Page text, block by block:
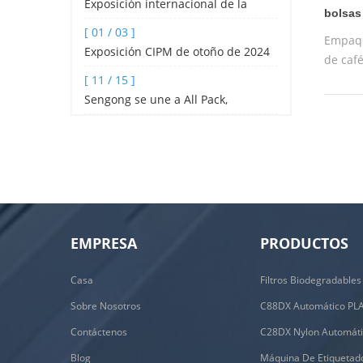
Exposición internacional de la
Shenzhen 2024
[ 01 / 03 ]
Exposición CIPM de otoño de 2024
[ 11 / 15 ]
Sengong se une a All Pack,
de
EMPRESA
Casa
Sobre Nosotros
Contáctenos
Blog
PRODUCTOS